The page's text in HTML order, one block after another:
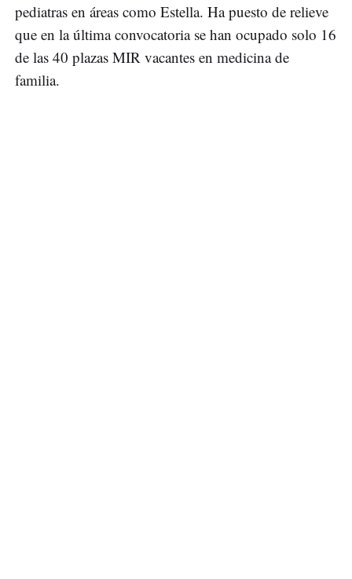
pediatras en áreas como Estella. Ha puesto de relieve
que en la última convocatoria se han ocupado solo 16
de las 40 plazas MIR vacantes en medicina de
familia.